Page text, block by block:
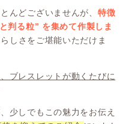
んどございませんが、 特徴
判る粒” を集めて作製しま
しさをご堪能いただけま
ブレスレットが動くたびに
少しでもこの魅力をお伝え